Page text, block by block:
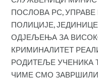
ПОСЛОВА РС,
ПОЛИЦИЈЕ,
ОДЈЕЉЕЊА ЗА
КРИМИНАЛИТЕТ
РОДИТЕЉЕ УЧЕНИКА
ЧИМЕ СМО